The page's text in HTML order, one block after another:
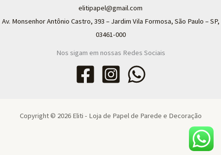
elitipapel@gmail.com​
Av. Monsenhor Antônio Castro, 393 – Jardim Vila Formosa, São Paulo – SP,
03461-000
Nos sigam em nossas Redes Sociais
Copyright © 2026 Eliti - Loja de Papel de Parede e Decoração